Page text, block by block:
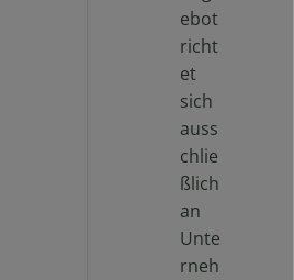
ebot
richt
et
sich
auss
chlie
ßlich
an
Unte
rneh